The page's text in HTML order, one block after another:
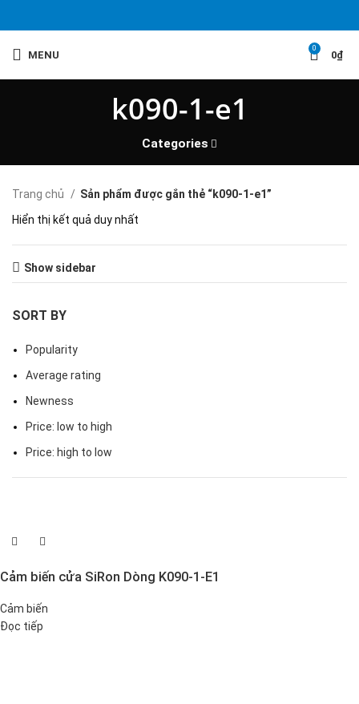
MENU
0
0₫
k090-1-e1
Categories
Trang chủ
Sản phẩm được gắn thẻ “k090-1-e1”
Hiển thị kết quả duy nhất
Show sidebar
SORT BY
Popularity
Average rating
Newness
Price: low to high
Price: high to low
Cảm biến cửa SiRon Dòng K090-1-E1
Cảm biến
Đọc tiếp